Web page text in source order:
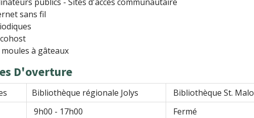
sans fil
moules à gâteaux
D'overture
Bibliothèque régionale Jolys
Bibliothèque St. Malo
9h00 - 17h00
Fermé